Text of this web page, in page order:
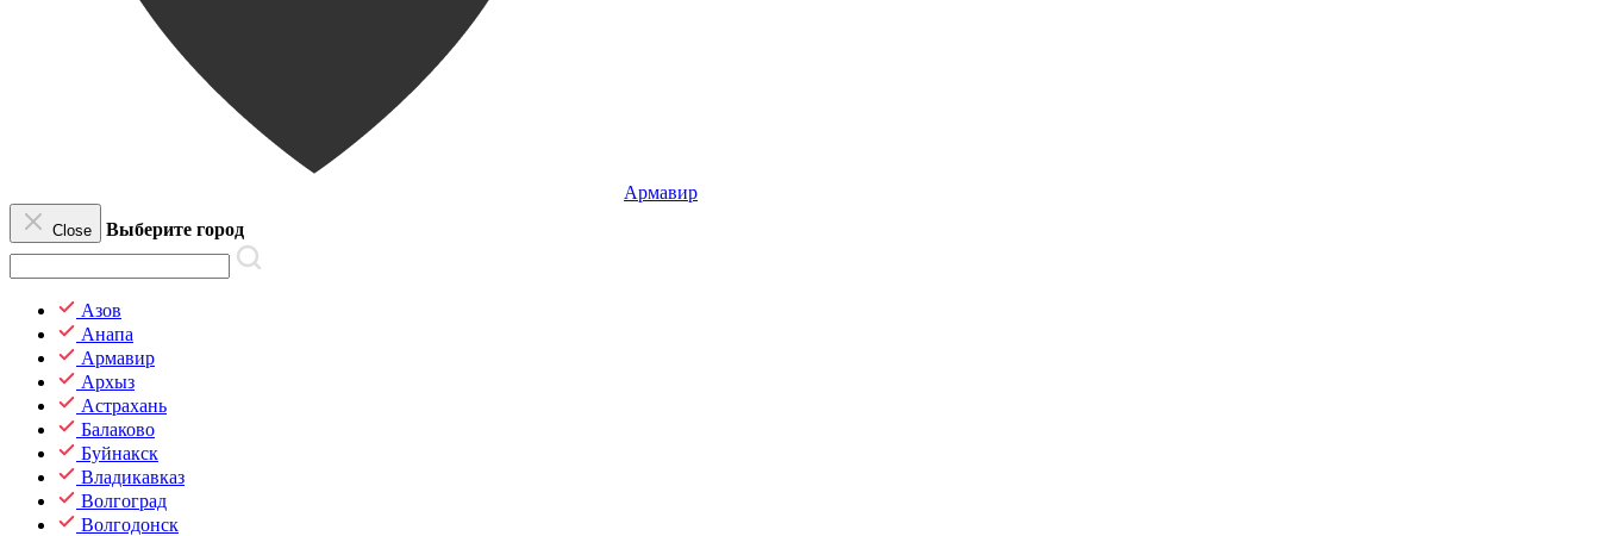
Армавир
Close Выберите город
Азов
Анапа
Армавир
Архыз
Астрахань
Балаково
Буйнакск
Владикавказ
Волгоград
Волгодонск